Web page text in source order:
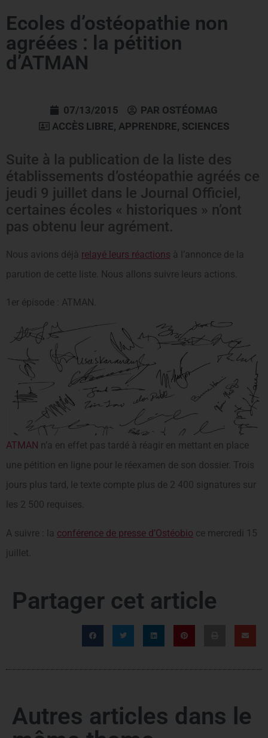
Ecoles d’ostéopathie non
agréées : la pétition
d’ATMAN
07/13/2015 PAR OSTÉOMAG
ACCÈS LIBRE, APPRENDRE, SCIENCES
Suite à la publication de la liste des
établissements d’ostéopathie agréés ce
jeudi 9 juillet dans le Journal Officiel,
certaines écoles « historiques » n’ont
pas obtenu leur agrément.
Nous avions déjà relayé leurs réactions à l’annonce de la
parution de cette liste. Nous allons suivre leurs actions.
1er épisode : ATMAN.
ATMAN n’a en effet pas tardé à réagir en mettant en place
une pétition en ligne pour le réexamen de son dossier. Trois
jours plus tard, le texte compte plus de 2 400 signatures sur
les 2 500 requises.
A suivre : la conférence de presse d’Ostéobio ce mercredi 15
juillet.
Partager cet article
Autres articles dans le